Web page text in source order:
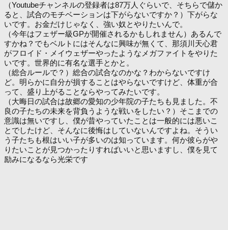
（Youtubeチャンネルの登録者は87万人ぐらいで、そちらで儲か
ると、試合のモチベーションは下がらないですか？）下がらな
いです。お金だけじゃなく、強い奴とやりたいんで。
（今年はフェザー級GPが開催されるかもしれません）あるんで
すかね？でもベルトにはそんなに興味が無くて、那須川天心君
がフロイド・メイウェザーやったようなメガファイトをやりた
いです。世界的に有名な選手とかと。
（総合ルールで？）総合の試合なのかな？わからないですけ
ど。明らかに自分が損することはやらないですけど、体重が合
って、盛り上がることならやってみたいです。
（大晦日の試合は故郷の愛知の少年院の子たちも見ました。不
良の子たちの未来を背負うような戦いをしたい？）そこまでの
意識は無いですし、僕が昔やっていたことは一般的には悪いこ
とでしたけど、そんなに後悔はしていないんですよね。そうい
う子たちも根はいい子が多いのは知っています。何か彼らがや
りたいことが見つかったりすればいいと思いますし、僕を見て
励みになるなら光栄です